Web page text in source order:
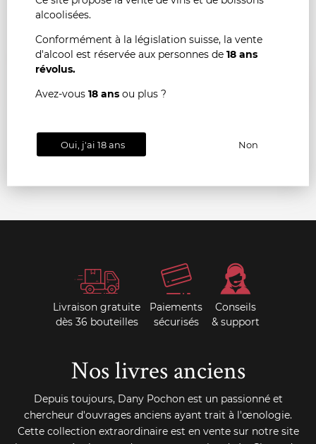
POMEROL Château Rouget 2019
- +
Livraison gratuite
dès 36 bouteilles
Paiements
sécurisés
Conseils
& support
Nos livres anciens
Depuis toujours, Dany Pochon est un passionné et
chercheur d'ouvrages anciens ayant trait à l'œnologie.
Cette collection extraordinaire est en vente sur notre site
alcoolisées.
Conformément à la législation suisse, la vente
d'alcool est réservée aux personnes de 18 ans
révolus.
Avez-vous 18 ans ou plus ?
Oui, j'ai 18 ans Non